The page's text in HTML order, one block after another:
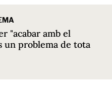
"acabar amb el
un problema de tota